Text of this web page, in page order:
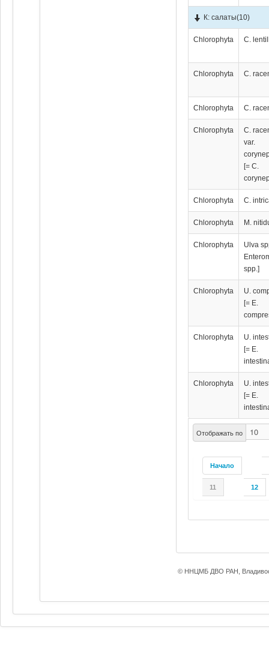
Отображать по
Начало
11 12
К: салаты(10)
Chlorophyta C.
Chlorophyta C.
Chlorophyta C.
Chlorophyta
C.
var.
[= C.
Chlorophyta C.
Chlorophyta M.
Chlorophyta
Ulva
spp.]
Chlorophyta
U.
[= E.
Chlorophyta
U.
[= E.
Chlorophyta
U.
[= E.
© ННЦМБ ДВО РАН,